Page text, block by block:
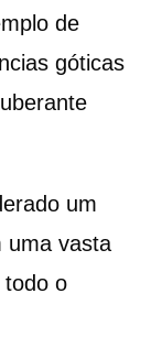
de
góticas
um
uma vasta
todo o